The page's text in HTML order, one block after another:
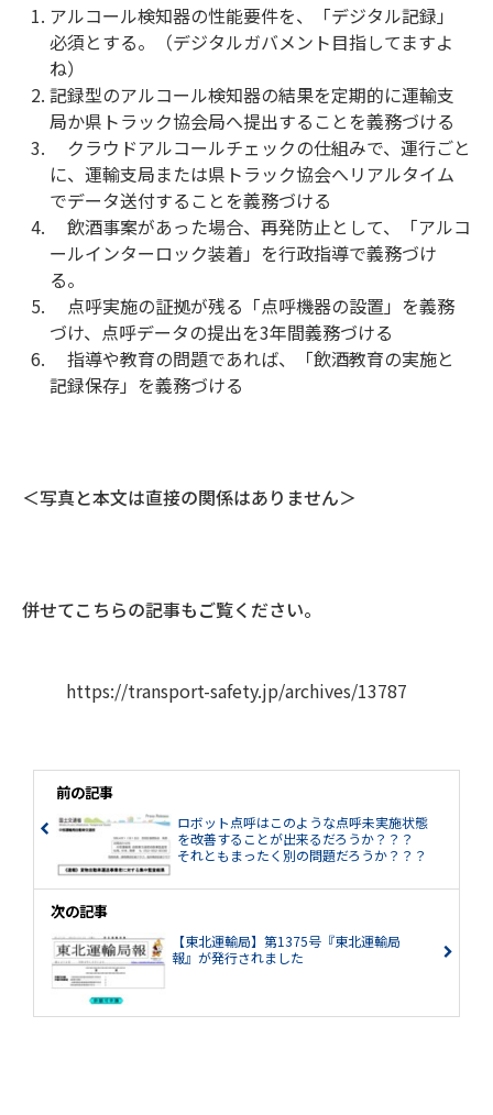
アルコール検知器の性能要件を、「デジタル記録」
必須とする。（デジタルガバメント目指してますよ
ね）
記録型のアルコール検知器の結果を定期的に運輸支
局か県トラック協会局へ提出することを義務づける
クラウドアルコールチェックの仕組みで、運行ごと
に、運輸支局または県トラック協会へリアルタイム
でデータ送付することを義務づける
飲酒事案があった場合、再発防止として、「アルコ
ールインターロック装着」を行政指導で義務づけ
る。
点呼実施の証拠が残る「点呼機器の設置」を義務
づけ、点呼データの提出を3年間義務づける
指導や教育の問題であれば、「飲酒教育の実施と
記録保存」を義務づける
＜写真と本文は直接の関係はありません＞
併せてこちらの記事もご覧ください。
https://transport-safety.jp/archives/13787
前の記事
ロボット点呼はこのような点呼未実施状態
を改善することが出来るだろうか？？？
それともまったく別の問題だろうか？？？
次の記事
【東北運輸局】第1375号『東北運輸局
報』が発行されました